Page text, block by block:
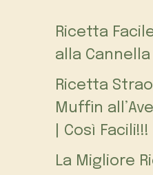
Ricetta
alla
Ricetta
Muffin
| Così Facili!!!
La Migliore